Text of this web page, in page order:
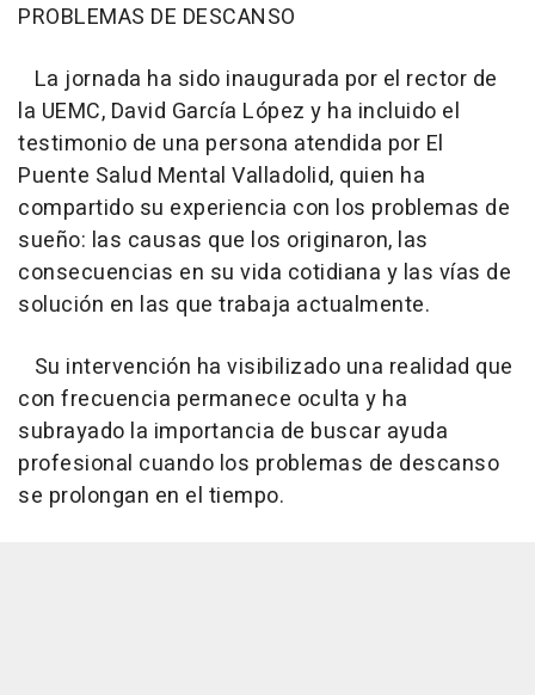
PROBLEMAS DE DESCANSO
La jornada ha sido inaugurada por el rector de
la UEMC, David García López y ha incluido el
testimonio de una persona atendida por El
Puente Salud Mental Valladolid, quien ha
compartido su experiencia con los problemas de
sueño: las causas que los originaron, las
consecuencias en su vida cotidiana y las vías de
solución en las que trabaja actualmente.
Su intervención ha visibilizado una realidad que
con frecuencia permanece oculta y ha
subrayado la importancia de buscar ayuda
profesional cuando los problemas de descanso
se prolongan en el tiempo.